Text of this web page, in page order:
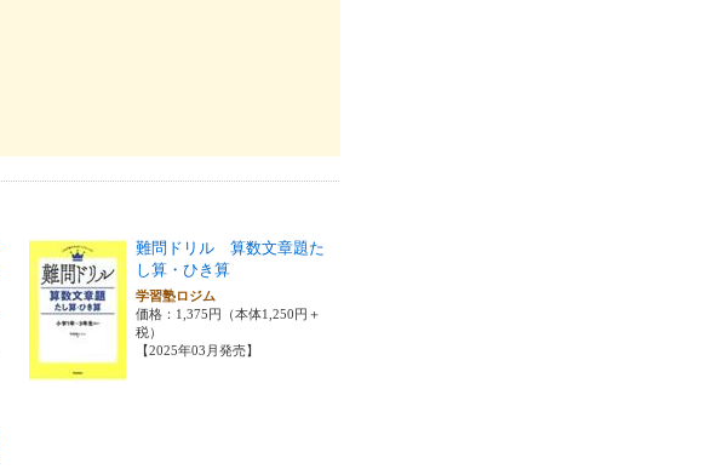
難問ドリル 算数文章題た
し算・ひき算
学習塾ロジム
価格：1,375円（本体1,250円＋
税）
【2025年03月発売】